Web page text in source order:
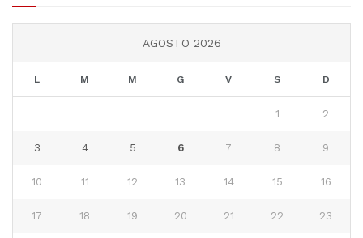
AGOSTO 2026
L M M G V S D
1 2
3 4 5 6 7 8 9
10 11 12 13 14 15 16
17 18 19 20 21 22 23